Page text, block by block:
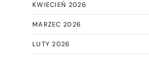
KWIECIEŃ 2026
MARZEC 2026
LUTY 2026